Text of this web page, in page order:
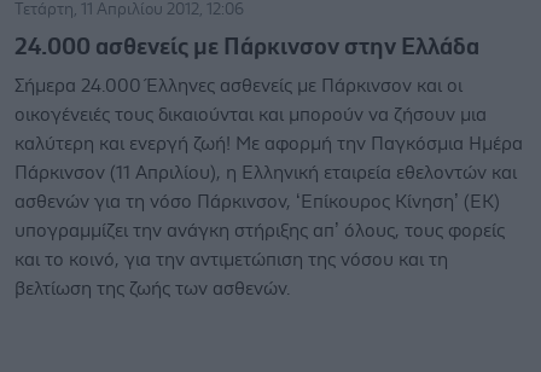
Τετάρτη, 11 Απριλίου 2012, 12:06
24.000 ασθενείς με Πάρκινσον στην Ελλάδα
Σήμερα 24.000 Έλληνες ασθενείς με Πάρκινσον και οι
οικογένειές τους δικαιούνται και μπορούν να ζήσουν μια
καλύτερη και ενεργή ζωή! Με αφορμή την Παγκόσμια Ημέρα
Πάρκινσον (11 Απριλίου), η Ελληνική εταιρεία εθελοντών και
ασθενών για τη νόσο Πάρκινσον, ‘Επίκουρος Κίνηση’ (ΕΚ)
υπογραμμίζει την ανάγκη στήριξης απ’ όλους, τους φορείς
και το κοινό, για την αντιμετώπιση της νόσου και τη
βελτίωση της ζωής των ασθενών.